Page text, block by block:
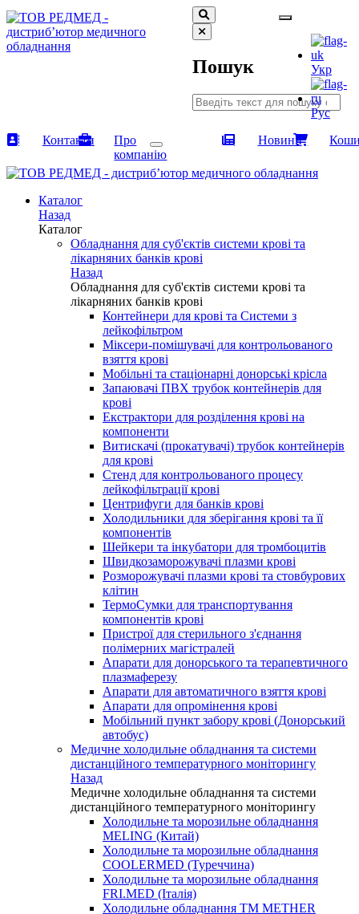
Пошук Укр
Рус
Контакти
Про
компанію
Новини
Каталог
Назад
Каталог
Обладнання для суб'єктів системи крові та
лікарняних банків крові
Назад
Обладнання для суб'єктів системи крові та
лікарняних банків крові
Контейнери для крові та Системи з
лейкофільтром
Міксери-помішувачі для контрольованого
взяття крові
Мобільні та стаціонарні донорські крісла
Запаювачі ПВХ трубок контейнерів для
крові
Екстрактори для розділення крові на
компоненти
Витискачі (прокатувачі) трубок контейнерів
для крові
Стенд для контрольованого процесу
лейкофільтрації крові
Центрифуги для банків крові
Холодильники для зберігання крові та її
компонентів
Шейкери та інкубатори для тромбоцитів
Швидкозаморожувачі плазми крові
Розморожувачі плазми крові та стовбурових
клітин
ТермоСумки для транспортування
компонентів крові
Пристрої для стерильного з'єднання
полімерних магістралей
Апарати для донорського та терапевтичного
плазмаферезу
Апарати для автоматичного взяття крові
Апарати для опромінення крові
Мобільний пункт забору крові (Донорський
автобус)
Медичне холодильне обладнання та системи
дистанційного температурного моніторингу
Назад
Медичне холодильне обладнання та системи
дистанційного температурного моніторингу
Холодильне та морозильне обладнання
MELING (Китай)
Холодильне та морозильне обладнання
COOLERMED (Туреччина)
Холодильне та морозильне обладнання
FRI.MED (Італія)
Холодильне обладнання TM METHER